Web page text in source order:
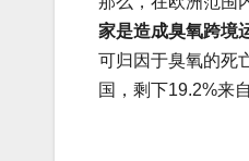
家是造成臭氧跨境
可归因于臭氧的死
国，剩下19.2%来